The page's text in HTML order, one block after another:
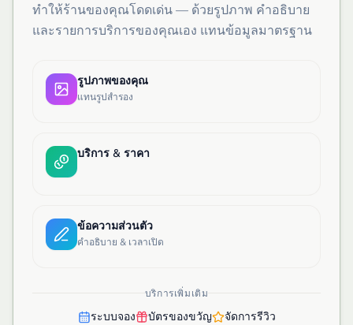
ทำให้ร้านของคุณโดดเด่น — ด้วยรูปภาพ คำอธิบาย
และรายการบริการของคุณเอง แทนข้อมูลมาตรฐาน
รูปภาพของคุณ
แทนรูปสำรอง
บริการ & ราคา
ข้อความส่วนตัว
คำอธิบาย & เวลาเปิด
บริการเพิ่มเติม
ระบบจอง บัตรของขวัญ จัดการรีวิว